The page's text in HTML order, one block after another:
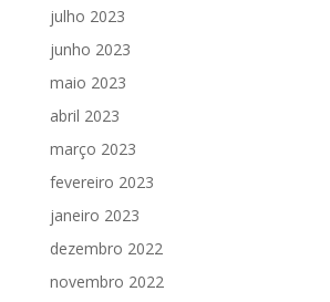
julho 2023
junho 2023
maio 2023
abril 2023
março 2023
fevereiro 2023
janeiro 2023
dezembro 2022
novembro 2022